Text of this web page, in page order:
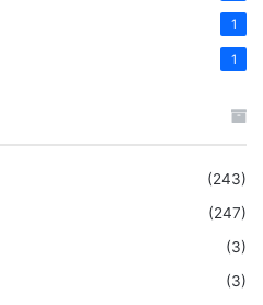
1
1
(243)
(247)
(3)
(3)